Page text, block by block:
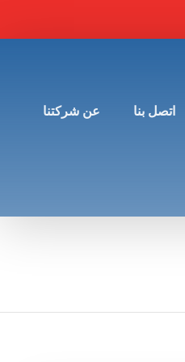
اتصل بنا عن شركتنا